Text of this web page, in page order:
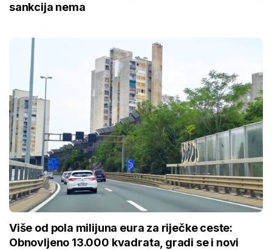
sankcija nema
Više od pola milijuna eura za riječke ceste:
Obnovljeno 13.000 kvadrata, gradi se i novi